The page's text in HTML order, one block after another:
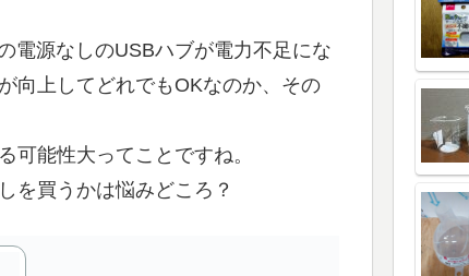
電源なしのUSBハブが電力不足にな
向上してどれでもOKなのか、その
可能性大ってことですね。
を買うかは悩みどころ？